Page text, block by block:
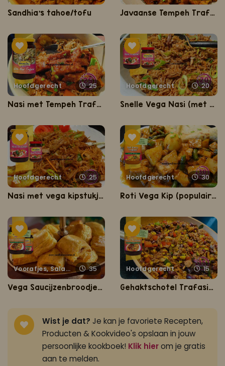
Sandhia's tahoe/tofu Javaanse Tempeh Trafasie
Hoofdgerecht 25
Nasi met Tempeh Trafasie
Hoofdgerecht 20
Snelle Vega Nasi (met Vegetarische Kipstukjes)
Hoofdgerecht 25
Nasi met vega kipstukjes, pinda sambel en gebakken banaan
Hoofdgerecht 30
Roti Vega Kip (populairst vegetarisch gerecht van Nederland)
Voorafjes, Salades, Hapjes en Lekkernijen 35
Vega Saucijzenbroodjes Trafasie
Hoofdgerecht 15
Gehaktschotel Trafasie (snelle eenpansgehakt met verse groenten)
Wist je dat? Je kan je favoriete Recepten,
Producten & Kookvideo's opslaan in jouw
persoonlijke kookboek! Klik hierom je gratis
aan te melden.